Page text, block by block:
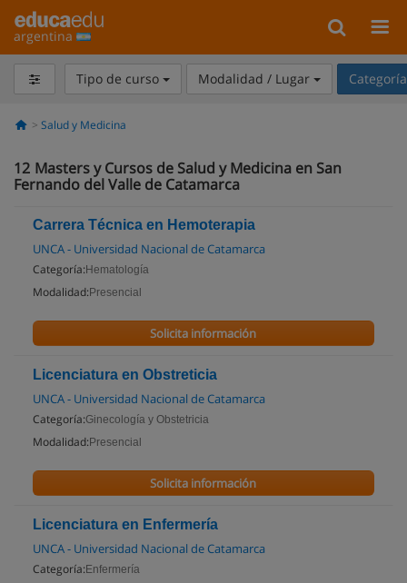
argentina
Tipo de curso Modalidad / Lugar
Salud y Medicina
12 Masters y Cursos de Salud y Medicina en San
Fernando del Valle de Catamarca
Carrera Técnica en Hemoterapia
UNCA - Universidad Nacional de Catamarca
Categoría: Hematología
Modalidad: Presencial
Solicita información
Licenciatura en Obstreticia
UNCA - Universidad Nacional de Catamarca
Categoría:Ginecología y Obstetricia
Modalidad: Presencial
Solicita información
Licenciatura en Enfermería
UNCA - Universidad Nacional de Catamarca
Categoría: Enfermería